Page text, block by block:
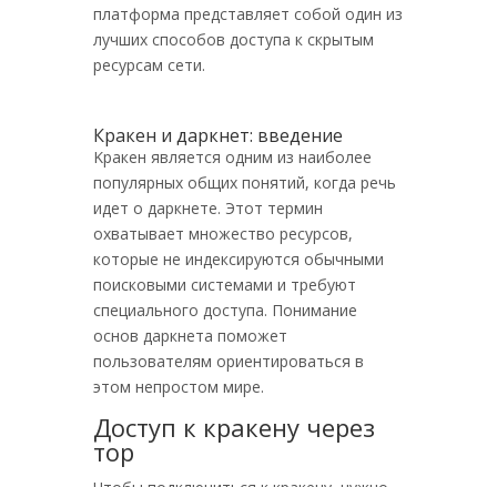
платформа представляет собой один из
лучших способов доступа к скрытым
ресурсам сети.
Кракен и даркнет: введение
Kракен является одним из наиболее
популярных общих понятий, когда речь
идет о даркнете. Этот термин
охватывает множество ресурсов,
которые не индексируются обычными
поисковыми системами и требуют
специального доступа. Понимание
основ даркнета поможет
пользователям ориентироваться в
этом непростом мире.
Доступ к кракену через
тор